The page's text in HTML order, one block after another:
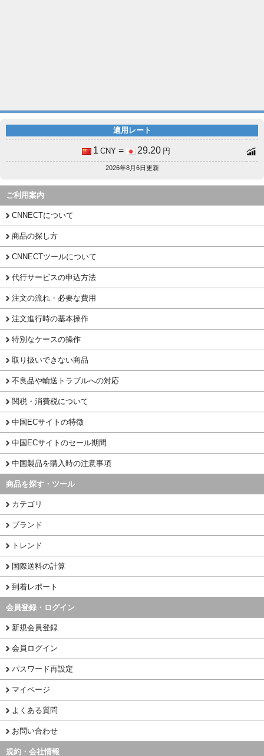
適用レート
1 CNY = 29.20 円
2026年8月6日更新
ご利用案内
CNNECTについて
商品の探し方
CNNECTツールについて
代行サービスの申込方法
注文の流れ・必要な費用
注文進行時の基本操作
特別なケースの操作
取り扱いできない商品
不良品や輸送トラブルへの対応
関税・消費税について
中国ECサイトの特徴
中国ECサイトのセール期間
中国製品を購入時の注意事項
商品を探す・ツール
カテゴリ
ブランド
トレンド
国際送料の計算
到着レポート
会員登録・ログイン
新規会員登録
会員ログイン
パスワード再設定
マイページ
よくある質問
お問い合わせ
規約・会社情報